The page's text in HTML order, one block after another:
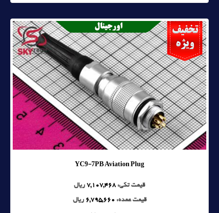
YC9-7PB Aviation Plug
قیمت تکی: 7,107,468 ریال
قیمت عمده: 6,795,660 ریال